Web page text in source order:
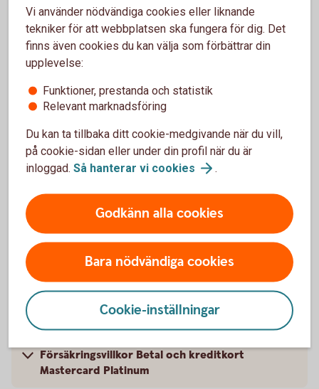
Kompletterande kortförsäkring – Betal- och
kreditkort Mastercard Platinum
För vem gäller försäkringen? – Betal- och
kreditkort Mastercard Platinum
Försäkringsvillkor Betal och kreditkort
Mastercard Platinum
Vi använder nödvändiga cookies eller liknande
tekniker för att webbplatsen ska fungera för dig. Det
finns även cookies du kan välja som förbättrar din
upplevelse:
Funktioner, prestanda och statistik
Relevant marknadsföring
Du kan ta tillbaka ditt cookie-medgivande när du vill,
på cookie-sidan eller under din profil när du är
inloggad. Så hanterar vi cookies .
Godkänn alla cookies
Bara nödvändiga cookies
Cookie-inställningar